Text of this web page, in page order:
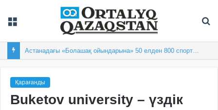
Қарағанды
Buketov university – үздік